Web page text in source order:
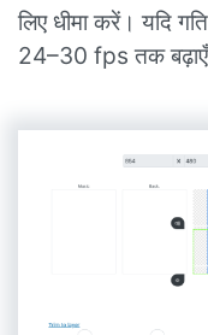
लिए धीमा करें। यदि
24–30 fps तक